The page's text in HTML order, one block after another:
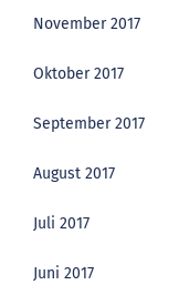
November 2017
Oktober 2017
September 2017
August 2017
Juli 2017
Juni 2017